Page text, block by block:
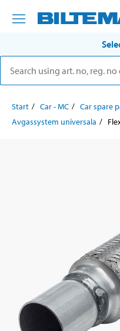
Start Car - MC Car spare
Avgassystem universala